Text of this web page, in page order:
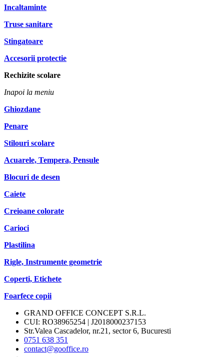
Incaltaminte
Truse sanitare
Stingatoare
Accesorii protectie
Rechizite scolare
Inapoi la meniu
Ghiozdane
Penare
Stilouri scolare
Acuarele, Tempera, Pensule
Blocuri de desen
Caiete
Creioane colorate
Carioci
Plastilina
Rigle, Instrumente geometrie
Coperti, Etichete
Foarfece copii
GRAND OFFICE CONCEPT S.R.L.
CUI: RO38965254 | J2018000237153
Str.Valea Cascadelor, nr.21, sector 6, Bucuresti
0751 638 351
contact@gooffice.ro